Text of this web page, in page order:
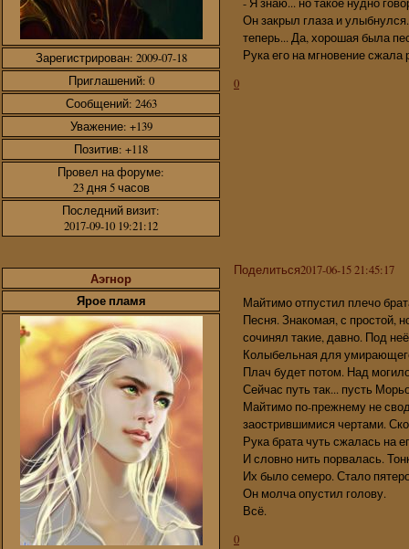
Зарегистрирован: 2009-07-18
Приглашений: 0
Сообщений: 2463
Уважение: +139
Позитив: +118
Провел на форуме:
23 дня 5 часов
Последний визит:
2017-09-10 19:21:12
Он закрыл глаза и
теперь... Да, хорошая была
Рука его на мгновение
0
Поделиться2017-06-15 21:45:17
Аэгнор
Ярое пламя
Майтимо отпустил плечо
Песня. Знакомая, с простой,
сочинял такие, давно. Под
Колыбельная для
Плач будет потом. Над
Сейчас путь так... пусть
Майтимо по-прежнему не
заострившимися чертами.
Рука брата чуть сжалась на
И словно нить порвалась.
Их было семеро. Стало
Он молча опустил голову.
Всё.
0